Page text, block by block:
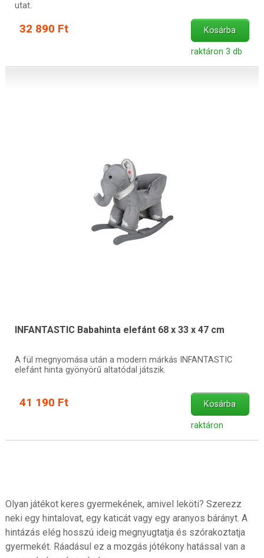
utat.
32 890 Ft Kosárba
raktáron 3 db
INFANTASTIC Babahinta elefánt 68 x 33 x 47 cm
A fül megnyomása után a modern márkás INFANTASTIC
elefánt hinta gyönyörű altatódal játszik.
41 190 Ft Kosárba
raktáron
Olyan játékot keres gyermekének, amivel leköti? Szerezz
neki egy hintalovat, egy katicát vagy egy aranyos bárányt. A
hintázás elég hosszú ideig megnyugtatja és szórakoztatja
gyermekét. Ráadásul ez a mozgás jótékony hatással van a